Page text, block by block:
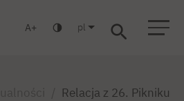
A pl
Relacja z 26. Pikniku